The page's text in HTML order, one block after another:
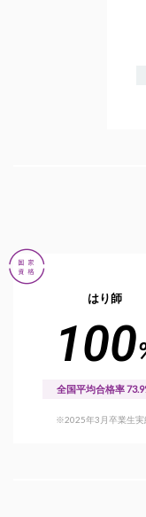
はり師
100
全国平均合格率
※2025年3月卒業生実